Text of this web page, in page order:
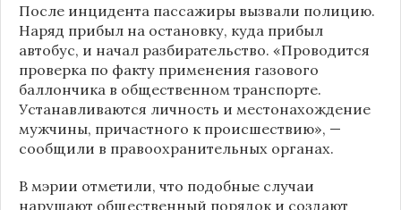
После инцидента пассажиры вызвали полицию.
Наряд прибыл на остановку, куда прибыл
автобус, и начал разбирательство. «Проводится
проверка по факту применения газового
баллончика в общественном транспорте.
Устанавливаются личность и местонахождение
мужчины, причастного к происшествию», —
сообщили в правоохранительных органах.
В мэрии отметили, что подобные случаи
нарушают общественный порядок и создают